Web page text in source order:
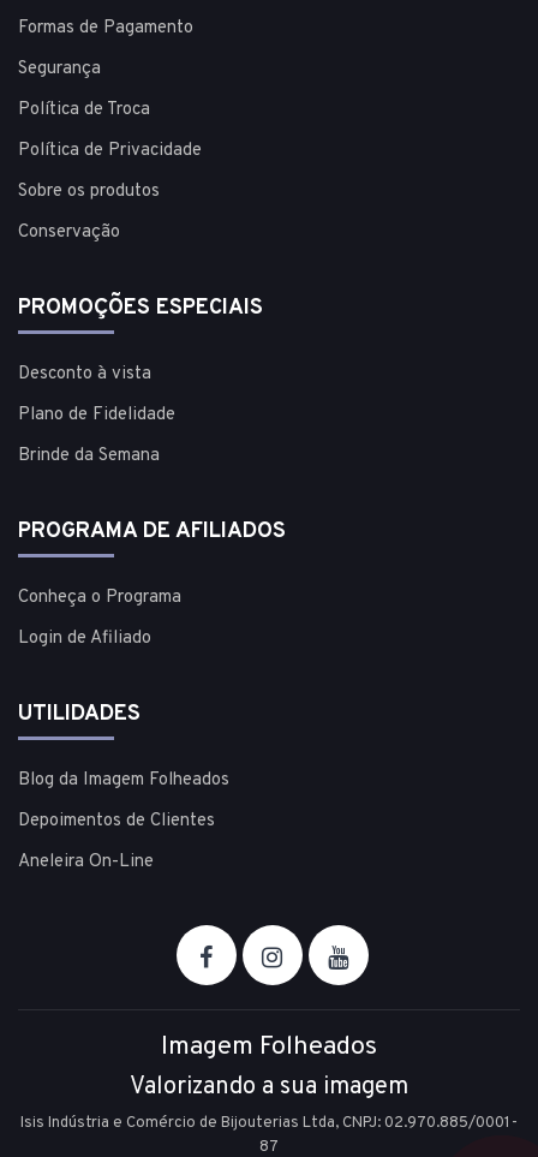
Formas de Pagamento
Segurança
Política de Troca
Política de Privacidade
Sobre os produtos
Conservação
PROMOÇÕES ESPECIAIS
Desconto à vista
Plano de Fidelidade
Brinde da Semana
PROGRAMA DE AFILIADOS
Conheça o Programa
Login de Afiliado
UTILIDADES
Blog da Imagem Folheados
Depoimentos de Clientes
Aneleira On-Line
Imagem Folheados
Valorizando a sua imagem
Isis Indústria e Comércio de Bijouterias Ltda, CNPJ: 02.970.885/0001-
87